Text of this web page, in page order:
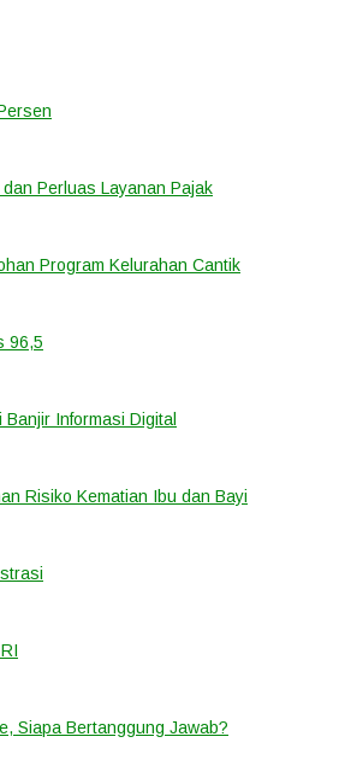
Perluas Layanan Pajak
Program Kelurahan Cantik
96,5
Informasi Digital
Risiko Kematian Ibu dan Bayi
Siapa Bertanggung Jawab?